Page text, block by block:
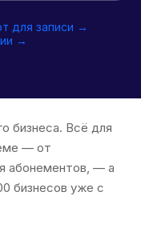
для записи →
→
бизнеса. Всё для
— от
абонементов, — а
бизнесов уже с